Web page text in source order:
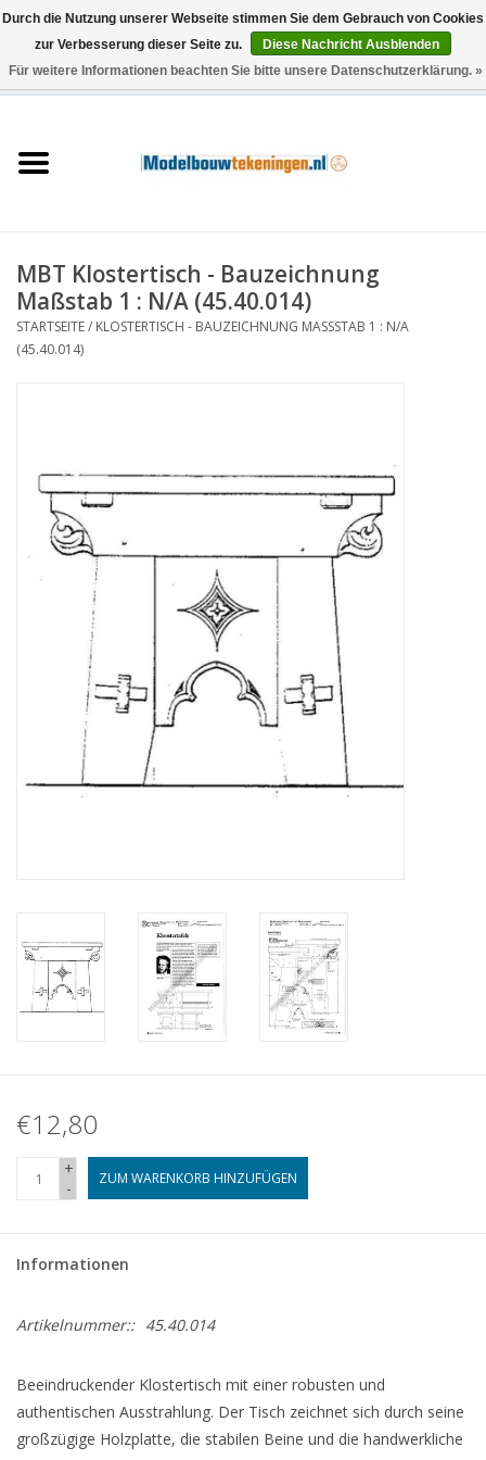
0 Artikel - €0,00
Schiffe
Holzbau
Landschaft
Dokumentation
Zeitschriften
Neue Zeichnungen
NEUE ZEITSCHRIFTEN
ABONNEMENT DER
MODELLBAUER
Baubeschreibungen
MBT Klostertisch - Bauzeichnung
Maßstab 1 : N/A (45.40.014)
STARTSEITE/ KLOSTERTISCH - BAUZEICHNUNG MASSSTAB 1 : N/A (
45.40.014)
€12,80
+
-
ZUM WARENKORB HINZUFÜGEN
Informationen
Artikelnummer:: 45.40.014
Beeindruckender Klostertisch mit einer robusten und
authentischen Ausstrahlung. Der Tisch zeichnet sich durch seine
großzügige Holzplatte, die stabilen Beine und die handwerkliche
Durch die Nutzung unserer Webseite stimmen Sie dem Gebrauch von Cookies
zur Verbesserung dieser Seite zu.
Diese Nachricht Ausblenden
Für weitere Informationen beachten Sie bitte unsere Datenschutzerklärung. »